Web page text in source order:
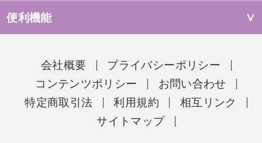
便利機能
会社概要
プライバシーポリシー
コンテンツポリシー
お問い合わせ
特定商取引法
利用規約
相互リンク
サイトマップ